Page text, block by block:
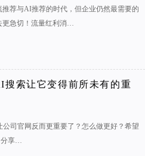
荐与AI推荐的时代，但企业仍然最需要的
急切！流量红利消…
搜索让它变得前所未有的重
司官网反而更重要了？怎么做更好？希望
享…